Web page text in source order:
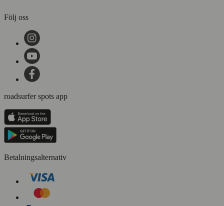
Följ oss
roadsurfer spots app
Betalningsalternativ